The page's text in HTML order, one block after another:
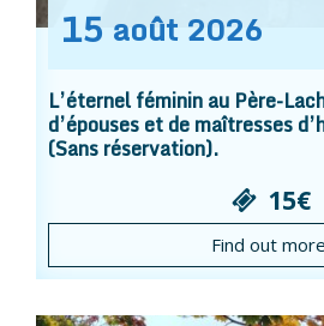
15 août 2026
L’éternel féminin au Père-
d’épouses et de maîtresses
(Sans réservation).
15€
Find out more